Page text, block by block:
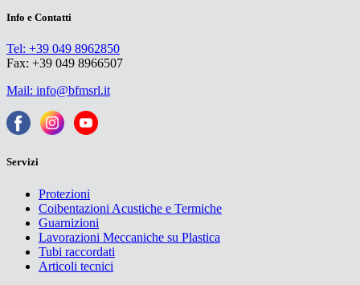
Info e Contatti
Tel: +39 049 8962850
Fax: +39 049 8966507
Mail: info@bfmsrl.it
Servizi
Protezioni
Coibentazioni Acustiche e Termiche
Guarnizioni
Lavorazioni Meccaniche su Plastica
Tubi raccordati
Articoli tecnici